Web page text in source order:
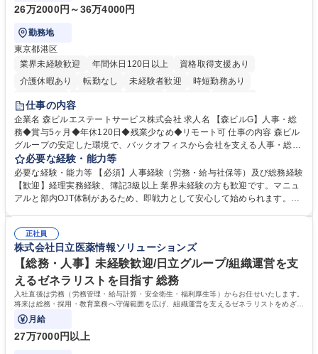
26万2000円～36万4000円
勤務地
東京都港区
業界未経験歓迎
年間休日120日以上
資格取得支援あり
介護休暇あり
転勤なし 未経験者歓迎
時短勤務あり
経験者歓迎
完全週休2日制
交通費支給 長期歓迎 駅近5分以内 土日祝休み
仕事の内容
企業名 森ビルエステートサービス株式会社 求人名 【森ビルG】人事・総
務◆賞与5ヶ月◆年休120日◆残業少なめ◆リモート可 仕事の内容 森ビル
グループの安定した環境で、バックオフィスから会社を支える人事・総務
をお任せします。 労務と総務の業務をバランスよく担当し、ゆくゆくは制
度改定などのコア業務にも挑戦できる、やりがいある環境です。 ■勤怠管
理、給与計算、社会保険手続き、年末調整等の労務管理全般 ■入退社手続
き、社内規定の改定や人事制度改定などのコア業務 ■社内イベントの企画
でも質問・相談できる環境が整っているため、安心して成長できます。 募
集職種 【森ビルG】人事・総務◆賞与5ヶ月◆年休120日◆残業少なめ◆
リモート可
必要な経験・能力等
必要な経験・能力等 【必須】人事経験（労務・給与社保等）及び総務経験
【歓迎】経理実務経験、簿記3級以上 業界未経験の方も歓迎です。マニュ
アルと部内OJT体制があるため、即戦力として安心して始められます。
務に挑戦できるため、自身の成長と組織への貢献度をダイレクトに実感で
きます。 残業少なめ、週1日リモート可など、ワークライフバランスを保
ち長期活躍できる環境です。 「これまでの幅広い経験を活かし、長期的な
キャリアを築きたい」という前向きな意欲と挑戦を全力で応援します。 学
歴・資格 学歴：大学院 大学 高専 短大 専修学校 高校 語学力： 資格：日商
簿記検定1級 日商簿記検定2級 日商簿記検定3級
正社員
株式会社日立医薬情報ソリューションズ
【総務・人事】未経験歓迎/日立グループ/組織運営を支
えるゼネラリストを目指す 総務
入社直後は労務（労務管理・給与計算・安全衛生・福利厚生等）からお任せいたします。
将来は総務・採用・教育業務へ守備範囲を広げ、組織運営を支えるゼネラリストをめざせ
ます。
月給
27万7000円以上